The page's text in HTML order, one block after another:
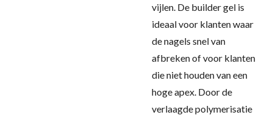
vijlen. De builder gel is
ideaal voor klanten waar
de nagels snel van
afbreken of voor klanten
die niet houden van een
hoge apex. Door de
verlaagde polymerisatie